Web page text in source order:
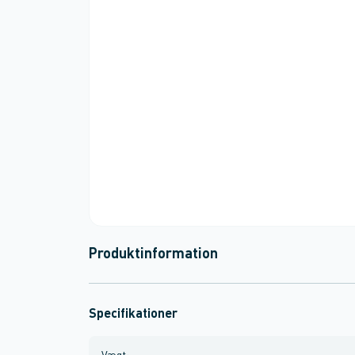
Produktinformation
Specifikationer